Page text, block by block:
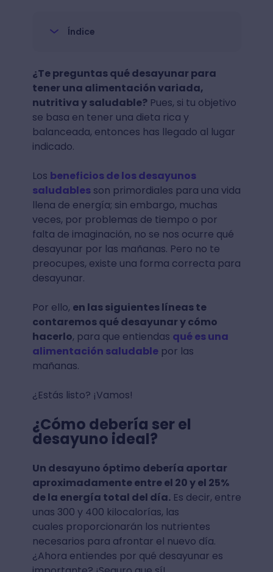
Índice
¿Te preguntas qué desayunar para
tener una alimentación variada,
nutritiva y saludable?Pues, si tu objetivo
se basa en tener una dieta rica y
balanceada, entonces has llegado al lugar
indicado.
Los beneficios de los desayunos
saludablesson primordiales para una vida
llena de energía; sin embargo, muchas
veces, por problemas de tiempo o por
falta de imaginación, no se nos ocurre qué
desayunar por las mañanas. Pero no te
preocupes, existe una forma correcta para
desayunar.
Por ello, en las siguientes líneas te
contaremos qué desayunar y cómo
hacerlo, para que entiendas qué es una
alimentación saludablepor las
mañanas.
¿Estás listo? ¡Vamos!
¿Cómo debería ser el
desayuno ideal?
Un desayuno óptimo debería aportar
aproximadamente entre el 20 y el 25%
de la energía total del día.Es decir, entre
unas 300 y 400 kilocalorías, las
cuales proporcionarán los nutrientes
necesarios para afrontar el nuevo día.⁣
¿Ahora entiendes por qué desayunar es